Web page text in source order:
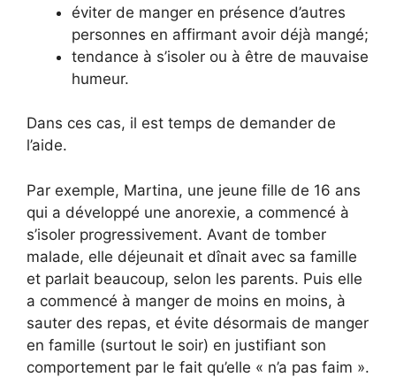
éviter de manger en présence d’autres
personnes en affirmant avoir déjà mangé;
tendance à s’isoler ou à être de mauvaise
humeur.
Dans ces cas, il est temps de demander de
l’aide.
Par exemple, Martina, une jeune fille de 16 ans
qui a développé une anorexie, a commencé à
s’isoler progressivement. Avant de tomber
malade, elle déjeunait et dînait avec sa famille
et parlait beaucoup, selon les parents. Puis elle
a commencé à manger de moins en moins, à
sauter des repas, et évite désormais de manger
en famille (surtout le soir) en justifiant son
comportement par le fait qu’elle « n’a pas faim ».